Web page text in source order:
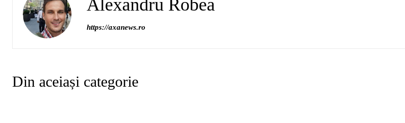
Alexandru Robea
https://axanews.ro
Din aceiași categorie